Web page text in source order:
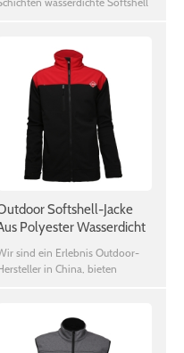
Softshell-Jacke
Polyester Wasserdicht
Leichte Sportjacke
sind ein Erlebnis Outdoor-
in China, bieten
guter Qualität und
konkurrenzfähiger Preis